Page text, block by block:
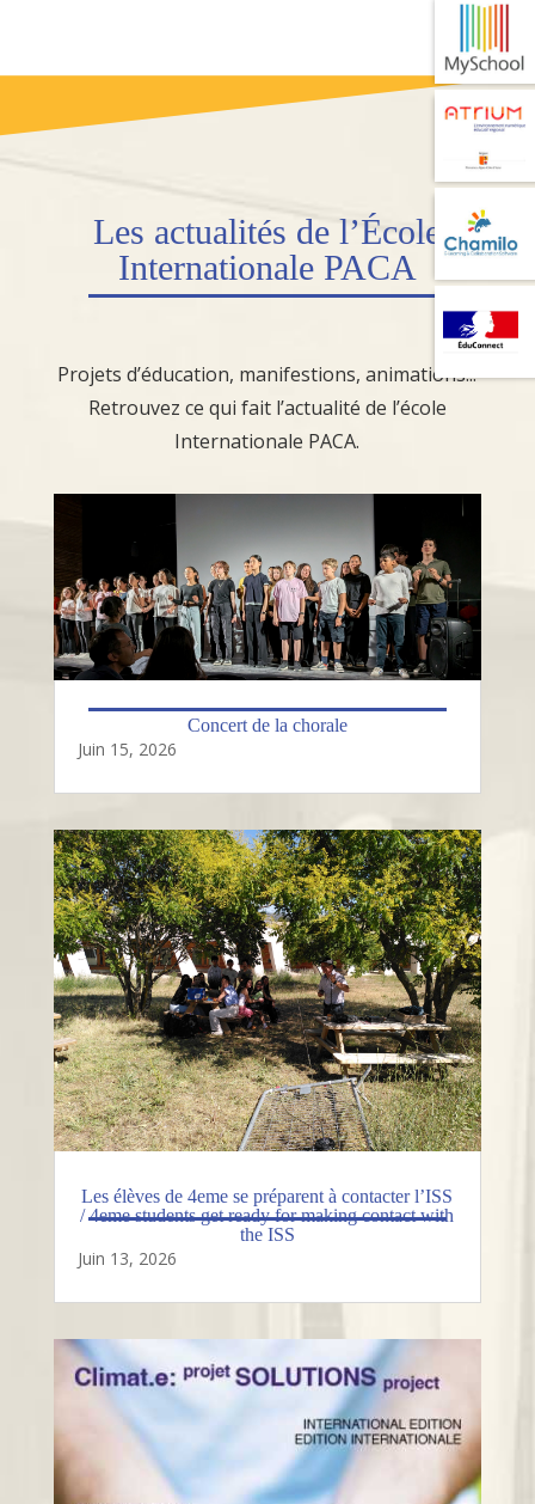
Les actualités de l’École
Internationale PACA
Projets d’éducation, manifestions, animations...
Retrouvez ce qui fait l’actualité de l’école
Internationale PACA.
Concert de la chorale
Juin 15, 2026
Les élèves de 4eme se préparent à contacter l’ISS
/ 4eme students get ready for making contact with
the ISS
Juin 13, 2026